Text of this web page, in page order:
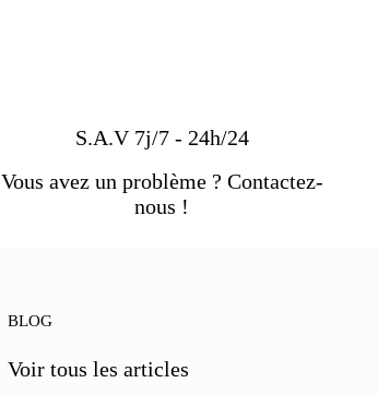
S.A.V 7j/7 - 24h/24
Vous avez un problème ? Contactez-
nous !
BLOG
Voir tous les articles